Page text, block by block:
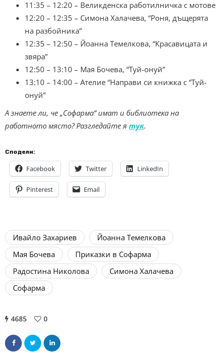
11:35 – 12:20 – Великденска работилничка с мотове
12:20 – 12:35 – Симона Халачева, “Роня, дъщерята
на разбойника”
12:35 – 12:50 – Йоанна Темелкова, “Красавицата и
звяра”
12:50 – 13:10 – Мая Бочева, “Туй-онуй”
13:10 – 14:00 – Ателие “Направи си книжка с “Туй-
онуй”
А знаете ли, че „Софарма“ имат и библиотека на
работното място? Разгледайте я тук.
Сподели:
Facebook Twitter LinkedIn
Pinterest Email
Ивайло Захариев
Йоанна Темелкова
Мая Бочева
Приказки в Софарма
Радостина Николова
Симона Халачева
Софарма
4685 0